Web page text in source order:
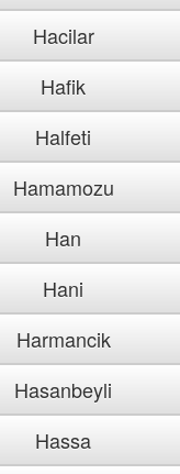
Hacilar
Hafik
Halfeti
Hamamozu
Han
Hani
Harmancik
Hasanbeyli
Hassa